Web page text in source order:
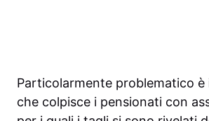
Particolarmente problematico è
che colpisce i pensionati con